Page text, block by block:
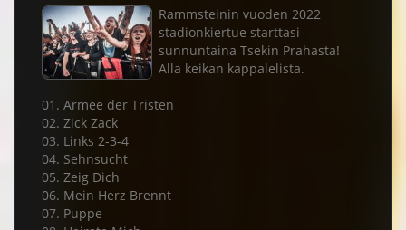
Rammsteinin vuoden 2022
stadionkiertue starttasi
sunnuntaina Tsekin Prahasta!
Alla keikan kappalelista.
01. Armee der Tristen
02. Zick Zack
03. Links 2-3-4
04. Sehnsucht
05. Zeig Dich
06. Mein Herz Brennt
07. Puppe